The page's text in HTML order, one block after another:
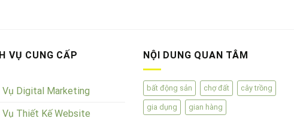
VỤ CUNG CẤP
Vụ Digital Marketing
Vụ Thiết Kế Website
NỘI DUNG QUAN TÂM
bất động sản chợ đất cây trồng
gia dụng gian hàng